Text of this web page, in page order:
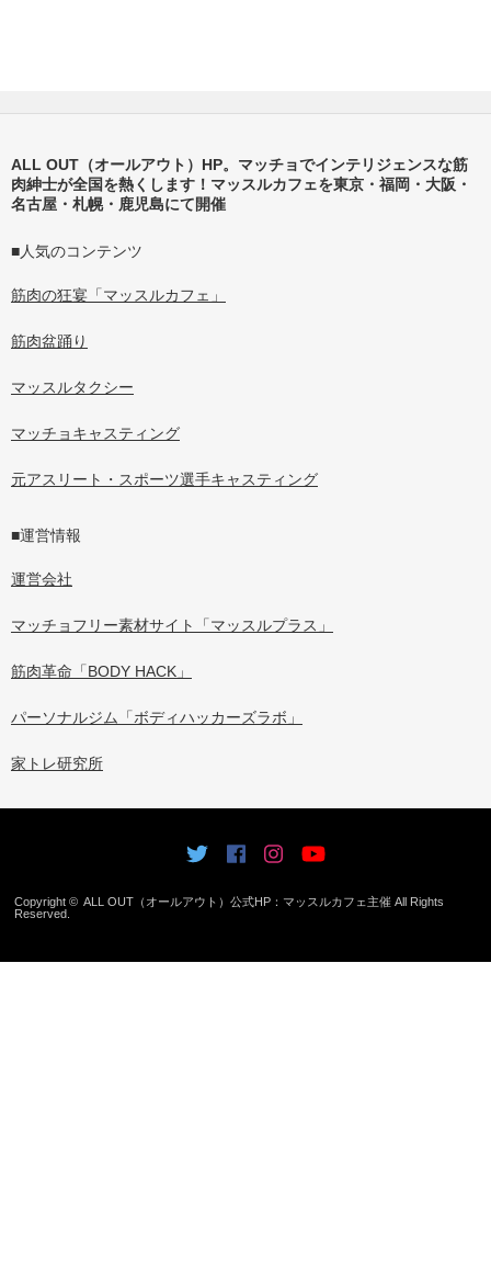
ALL OUT（オールアウト）HP。マッチョでインテリジェンスな筋
肉紳士が全国を熱くします！マッスルカフェを東京・福岡・大阪・
名古屋・札幌・鹿児島にて開催
■人気のコンテンツ
筋肉の狂宴「マッスルカフェ」
筋肉盆踊り
マッスルタクシー
マッチョキャスティング
元アスリート・スポーツ選手キャスティング
■運営情報
運営会社
マッチョフリー素材サイト「マッスルプラス」
筋肉革命「BODY HACK」
パーソナルジム「ボディハッカーズラボ」
家トレ研究所
Copyright ©ALL OUT（オールアウト）公式HP：マッスルカフェ主催 All Rights
Reserved.